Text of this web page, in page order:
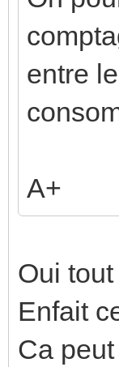
entre
A+
Oui
Enfait
Ca